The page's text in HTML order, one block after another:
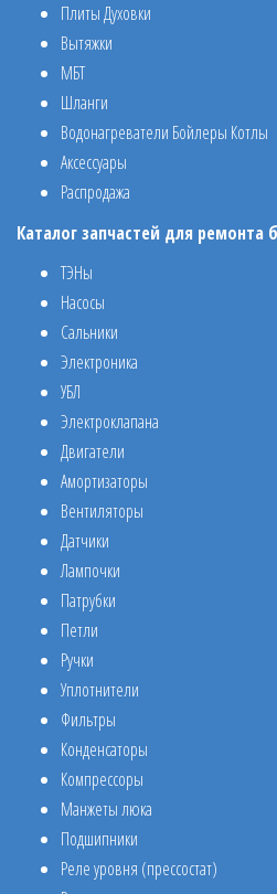
Плиты Духовки
Вытяжки
МБТ
Шланги
Водонагреватели Бойлеры Котлы
Аксессуары
Распродажа
Каталог запчастей для ремонта
ТЭНы
Насосы
Сальники
Электроника
УБЛ
Электроклапана
Двигатели
Амортизаторы
Вентиляторы
Датчики
Лампочки
Патрубки
Петли
Ручки
Уплотнители
Фильтры
Конденсаторы
Компрессоры
Манжеты люка
Подшипники
Реле уровня (прессостат)